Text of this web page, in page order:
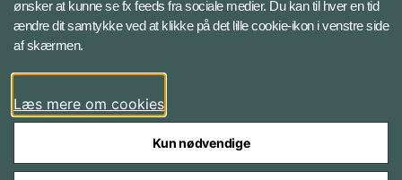
Bluesky
LinkedIn
ønsker at kunne se fx feeds fra sociale medier. Du kan til hver en tid
ændre dit samtykke ved at klikke på det lille cookie-ikon i venstre side
af skærmen.
Læs mere om cookies
Kun nødvendige